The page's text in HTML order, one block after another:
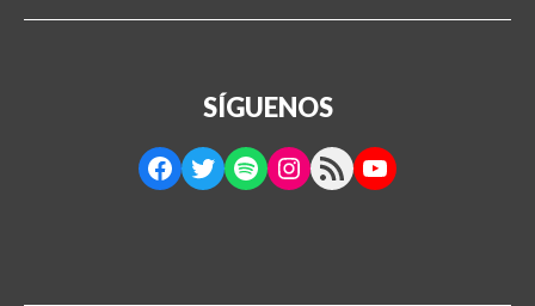
SÍGUENOS
Facebook
Twitter
SpotifyInstagram
RSS FeedYouTube